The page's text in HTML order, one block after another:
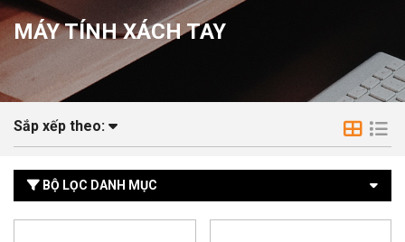
MÁY TÍNH XÁCH TAY
Sắp xếp theo:
BỘ LỌC DANH MỤC